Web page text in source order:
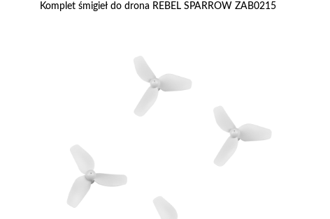
Komplet śmigieł do drona REBEL SPARROW ZAB0215